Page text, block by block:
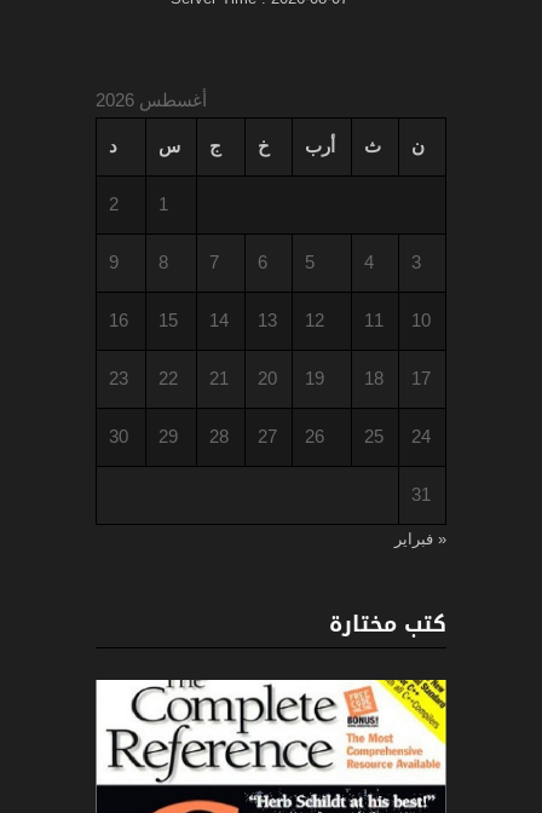
أغسطس 2026
ن ث أرب خ ج س د
1
2
3
4
5
6
7
8
9
10
11
12
13
14
15
16
17
18
19
20
21
22
23
24
25
26
27
28
29
30
31
« فبراير
كتب مختارة